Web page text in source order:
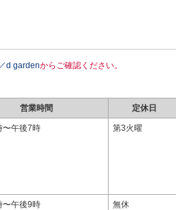
d gardenからご確認ください。
営業時間 定休日
〜午後7時 第3火曜
〜午後9時
無休